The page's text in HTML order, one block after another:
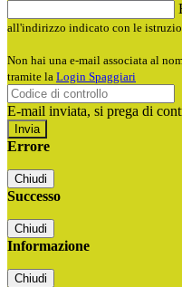
all'indirizzo indicato con le
Non hai una e-mail associata al
tramite la Login Spaggiari
E-mail inviata, si prega di
Errore
Chiudi
Successo
Chiudi
Informazione
Chiudi